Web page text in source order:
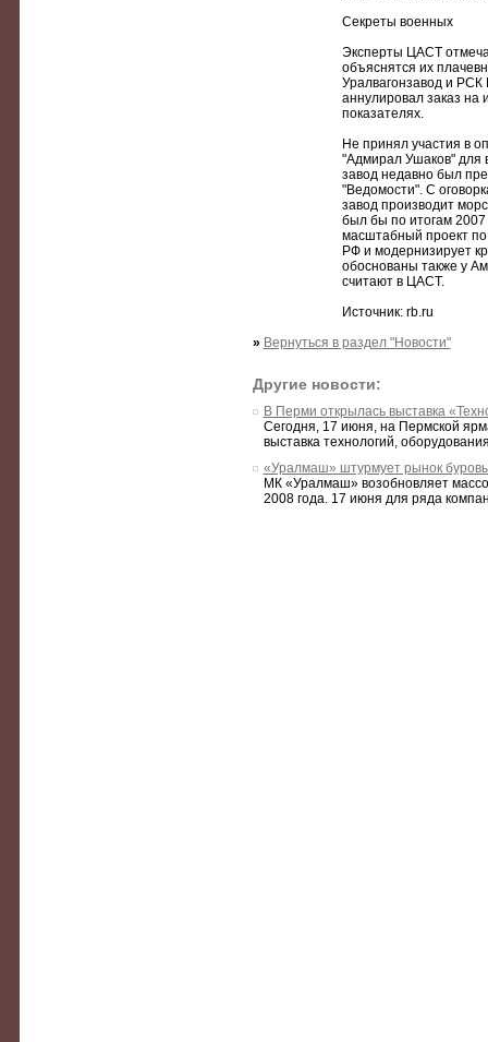
Секреты военных
Эксперты ЦАСТ
объяснятся их
Уралвагонзавод и РСК
аннулировал заказ на
показателях.
Не принял участия в
"Адмирал Ушаков" для
завод недавно был
"Ведомости". С
завод производит
был бы по итогам 2007
масштабный проект по
РФ и модернизирует
обоснованы также у
считают в ЦАСТ.
Источник: rb.ru
» Вернуться в раздел "Новости"
Другие новости:
В Перми открылась выставка
Сегодня, 17 июня, на Пермской
выставка технологий,
«Уралмаш» штурмует рынок
МК «Уралмаш» возобновляет
2008 года. 17 июня для ряда